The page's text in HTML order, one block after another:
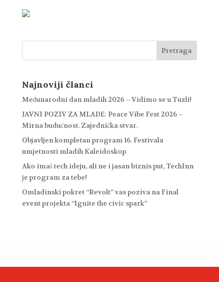
Najnoviji članci
Međunarodni dan mladih 2026 – Vidimo se u Tuzli!
JAVNI POZIV ZA MLADE: Peace Vibe Fest 2026 –
Mirna budućnost. Zajednička stvar.
Objavljen kompletan program 16. Festivala
umjetnosti mladih Kaleidoskop
Ako imaš tech ideju, ali ne i jasan biznis put, TechInn
je program za tebe!
Omladinski pokret “Revolt” vas poziva na Final
event projekta “Ignite the civic spark”